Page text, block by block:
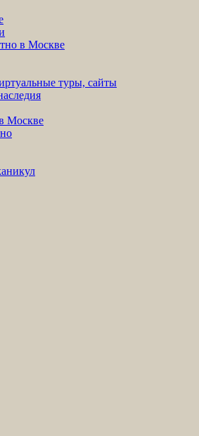
в Москве
туры, сайты
Москве